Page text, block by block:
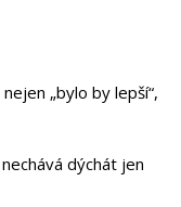
„bylo by lepší“,
dýchát jen